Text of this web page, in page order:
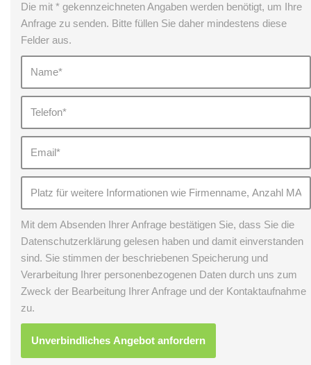
Die mit * gekennzeichneten Angaben werden benötigt, um Ihre
Anfrage zu senden. Bitte füllen Sie daher mindestens diese
Felder aus.
Mit dem Absenden Ihrer Anfrage bestätigen Sie, dass Sie die
Datenschutzerklärung gelesen haben und damit einverstanden
sind. Sie stimmen der beschriebenen Speicherung und
Verarbeitung Ihrer personenbezogenen Daten durch uns zum
Zweck der Bearbeitung Ihrer Anfrage und der Kontaktaufnahme
zu.